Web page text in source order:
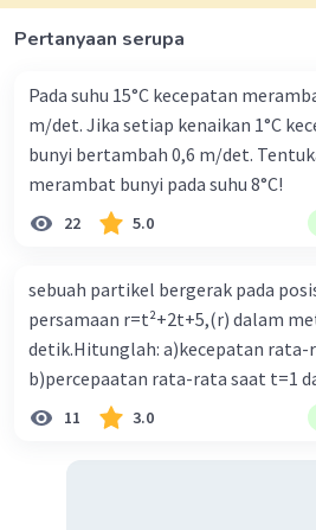
bergerak melingkar beraturan,
-kecepatan sudut
-Besaran kecepatan linier
-percepatan sentripetai
-sudut tempuh
Beri Rating
Pertanyaan serupa
Pada suhu 15°C kecepatan
m/det. Jika setiap kenaikan 1°C
bunyi bertambah 0,6 m/det.
merambat bunyi pada suhu 8°C!
22 5.0
sebuah partikel bergerak pada
persamaan r=t²+2t+5,(r) dalam
detik.Hitunglah: a)kecepatan rata-
b)percepaatan rata-rata saat t=1
11 3.0